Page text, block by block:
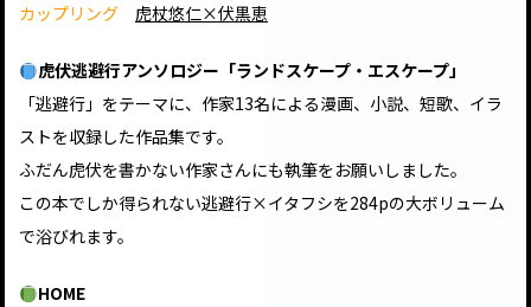
カップリング
虎杖悠仁×伏黒恵
虎伏逃避行アンソロジー「ランドスケープ・エスケープ」
「逃避行」をテーマに、作家13名による漫画、小説、短歌、イラ
ストを収録した作品集です。
ふだん虎伏を書かない作家さんにも執筆をお願いしました。
この本でしか得られない逃避行×イタフシを284pの大ボリューム
で浴びれます。
HOME